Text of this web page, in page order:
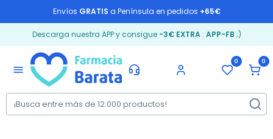
Envíos GRATIS a Península en pedidos +65€
Descarga nuestra APP y consigue -3€ EXTRA: APP-FB ;)
menu
0 0